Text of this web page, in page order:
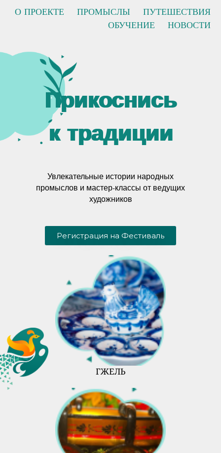
О ПРОЕКТЕ ПРОМЫСЛЫ
ПУТЕШЕСТВИЯ
ОБУЧЕНИЕ
НОВОСТИ
Прикоснись
к традиции
Увлекательные истории народных
промыслов и мастер-классы от ведущих
художников
Регистрация на Фестиваль
ГЖЕЛЬ